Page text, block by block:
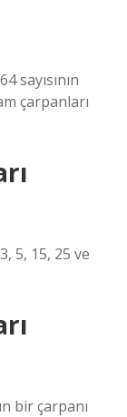
sayısının
çarpanları
5, 15, 25 ve
bir çarpanı